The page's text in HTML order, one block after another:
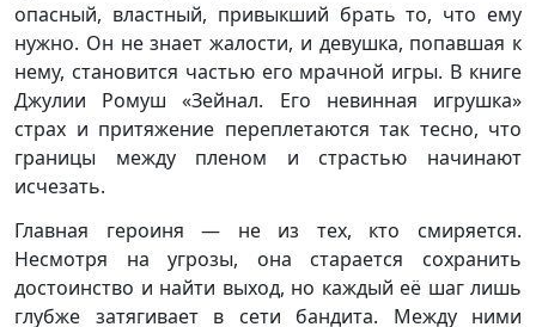
опасный, властный, привыкший брать то, что ему
нужно. Он не знает жалости, и девушка, попавшая к
нему, становится частью его мрачной игры. В книге
Джулии Ромуш «Зейнал. Его невинная игрушка»
страх и притяжение переплетаются так тесно, что
границы между пленом и страстью начинают
исчезать.
Главная героиня — не из тех, кто смиряется.
Несмотря на угрозы, она старается сохранить
достоинство и найти выход, но каждый её шаг лишь
глубже затягивает в сети бандита. Между ними